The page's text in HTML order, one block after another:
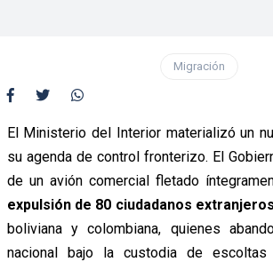
Migración
El Ministerio del Interior materializó un
su agenda de control fronterizo. El
de un avión comercial fletado
expulsión de 80 ciudadanos extranjeros
boliviana y colombiana, quienes
nacional bajo la custodia de